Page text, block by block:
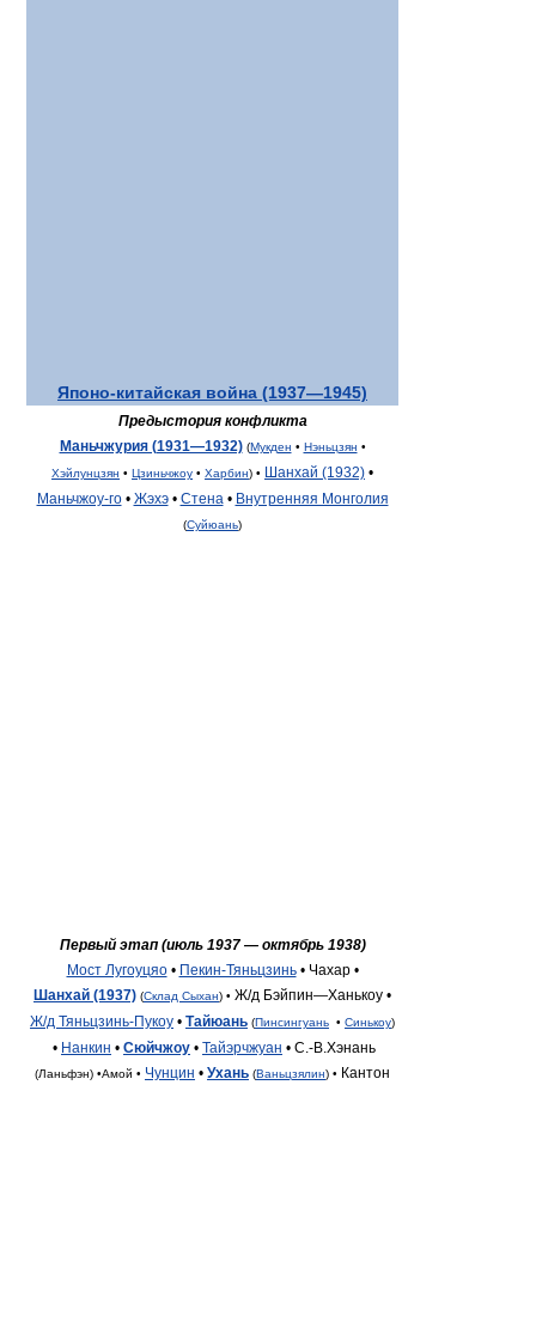
Японо-китайская война (1937—1945)
Предыстория конфликта
Маньчжурия (1931—1932) (Мукден • Нэньцзян •
Хэйлунцзян • Цзиньчжоу • Харбин) • Шанхай (1932) •
Маньчжоу-го• Жэхэ• Стена • Внутренняя Монголия
(Суйюань)
Первый этап (июль 1937 — октябрь 1938)
Мост Лугоуцяо• Пекин-Тяньцзинь• Чахар •
Шанхай (1937) (Склад Сыхан) • Ж/д Бэйпин—Ханькоу •
Ж/д Тяньцзинь-Пукоу • Тайюань (Пинсингуань • Синькоу)
• Нанкин • Сюйчжоу • Тайэрчжуан • С.-В.Хэнань
(Ланьфэн) •Амой • Чунцин • Ухань (Ваньцзялин) • Кантон